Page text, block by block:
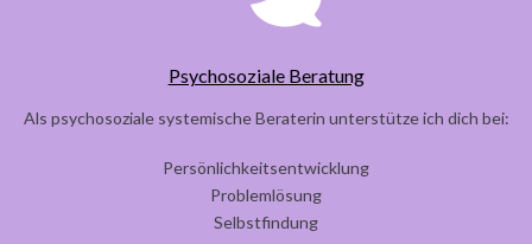
Psychosoziale Beratung
Als psychosoziale systemische Beraterin unterstütze ich dich bei:
Persönlichkeitsentwicklung
Problemlösung
Selbstfindung